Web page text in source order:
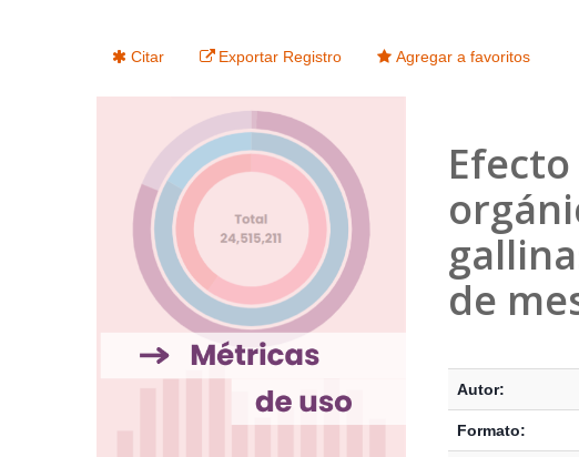
Citar Exportar Registro Agregar a favoritos
de
Autor:
Formato: